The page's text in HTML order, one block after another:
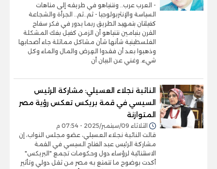
- العرب عرب.. ونتنياهو في طريقه إلى متاهات
السياسة والإنثربولوجيا - ثم..ثم.. الجرأة والشجاعة
كفيلتان بتمهيد الطريق ربما يدور في فكر سفاح
القرن بنيامين نتنياهو أن الزمن كفيل بفك المشكلة
الفلسطينية شأنها شأن مشاكل مماثلة جاء أصحابها
وذهبوا بعد أن فقدوا العِرض والمال والماء وكل
شيء. وغني عن البيان أن
النائبة نجلاء العسيلي: مشاركة الرئيس
السيسي في قمة بريكس تعكس رؤية مصر
المتوازنة
الثلاثاء 09/سبتمبر/2025 - 07:54 م
قالت النائبة نجلاء العسيلي، عضو مجلس النواب، إن
مشاركة الرئيس عبد الفتاح السيسي في القمة
الاستثنائية لرؤساء دول وحكومات تجمع "البريكس"
أكدت بوضوح ما تتمتع به مصر من ثقل دولي وتأثير